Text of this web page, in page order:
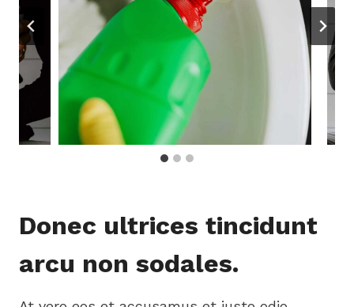
Donec ultrices tincidunt
arcu non sodales.